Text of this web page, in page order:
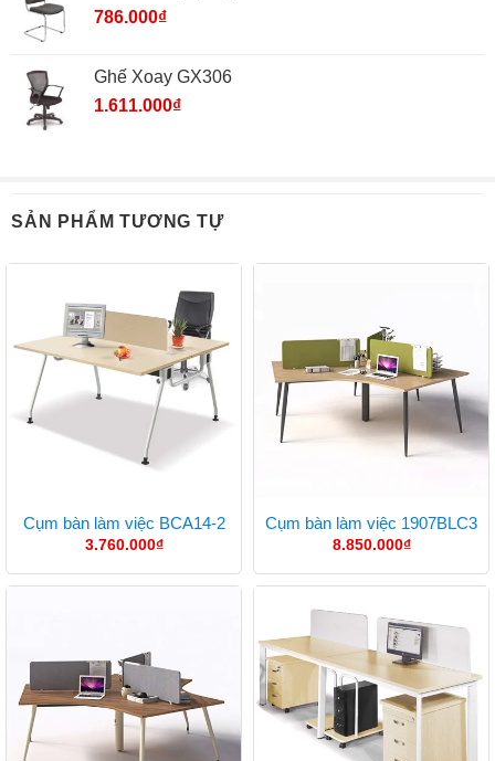
786.000₫
Ghế Xoay GX306
1.611.000₫
SẢN PHẨM TƯƠNG TỰ
Cụm bàn làm việc BCA14-2
3.760.000₫
Cụm bàn làm việc 1907BLC3
8.850.000₫